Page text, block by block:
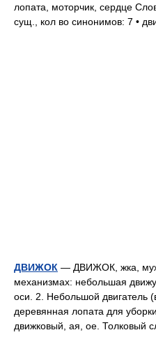
лопата, моторчик, сердце
сущ., кол во синонимов: 7 •
ДВИЖОК — ДВИЖОК, жка,
механизмах: небольшая
оси. 2. Небольшой двигатель
деревянная лопата для
движковый, ая, ое.